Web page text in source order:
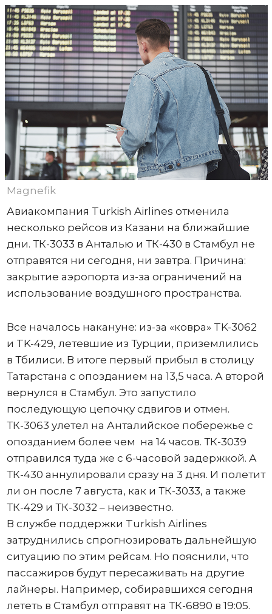
Magnefik
Авиакомпания Turkish Airlines отменила
несколько рейсов из Казани на ближайшие
дни. ТК-3033 в Анталью и ТК-430 в Стамбул не
отправятся ни сегодня, ни завтра. Причина:
закрытие аэропорта из-за ограничений на
использование воздушного пространства.
Все началось накануне: из-за «ковра» TK-3062
и TK-429, летевшие из Турции, приземлились
в Тбилиси. В итоге первый прибыл в столицу
Татарстана с опозданием на 13,5 часа. А второй
вернулся в Стамбул. Это запустило
последующую цепочку сдвигов и отмен.
ТК-3063 улетел на Анталийское побережье с
опозданием более чем на 14 часов. ТК-3039
отправился туда же с 6-часовой задержкой. А
ТК-430 аннулировали сразу на 3 дня. И полетит
ли он после 7 августа, как и ТК-3033, а также
ТК-429 и ТК-3032 – неизвестно.
В службе поддержки Turkish Airlines
затруднились спрогнозировать дальнейшую
ситуацию по этим рейсам. Но пояснили, что
пассажиров будут пересаживать на другие
лайнеры. Например, собиравшихся сегодня
лететь в Стамбул отправят на ТК-6890 в 19:05.